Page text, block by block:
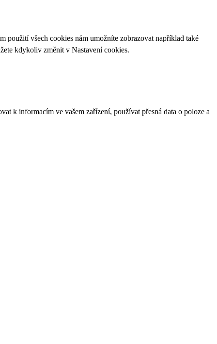
použití všech cookies nám umožníte zobrazovat například také
kdykoliv změnit v Nastavení cookies.
k informacím ve vašem zařízení, používat přesná data o poloze a